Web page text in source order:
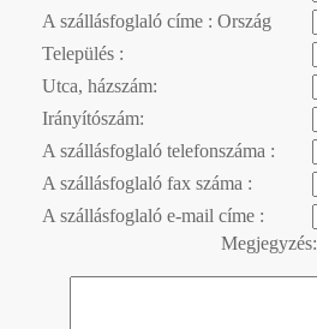
A szállásfoglaló címe : Ország
Település :
Utca, házszám:
Irányítószám:
A szállásfoglaló telefonszáma :
A szállásfoglaló fax száma :
A szállásfoglaló e-mail címe :
Megjegyzés: